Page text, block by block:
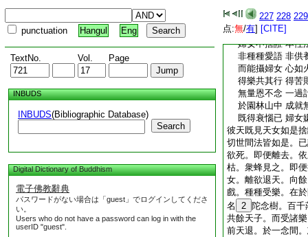
punctuation Hangul Eng
TextNo. Vol. Page
INBUDS
INBUDS(Bibliographic Database)
Search
Digital Dictionary of Buddhism
電子佛教辭典
パスワードがない場合は「guest」でログインしてくださ
い。
Users who do not have a password can log in with the
userID "guest".
227 228 229
点:無/有] [CITE]
常能爲妨礙 破壞
不饒益納藏 出生
金剛可令軟 日亦
婦女不捨誑 本性
非種種愛語 非供
而能攝婦女 心如
得樂共其行 得苦
無量恩不念 一過
於園林山中 成就
既得衰惱已 婦女
彼天既見天女如是
切世間法皆如是。
欲死。即便離去。
枯。衆蜂見之。即
女。離欲退天。向
戲。種種受樂。在
名
2 陀念樹。百
共餘天子。而受諸
前天退。於一念間